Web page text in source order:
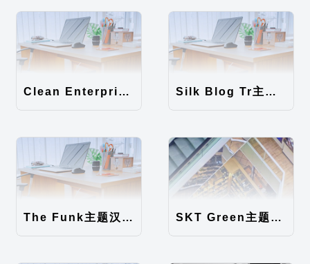
Clean Enterprise主题汉化包 Silk Blog Tr主题汉化包
The Funk主题汉化包 SKT Green主题汉化包